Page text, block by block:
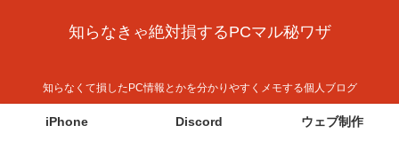
知らなきゃ絶対損するPCマル秘ワザ
知らなくて損したPC情報とかを分かりやすくメモする個人ブログ
iPhone Discord ウェブ制作